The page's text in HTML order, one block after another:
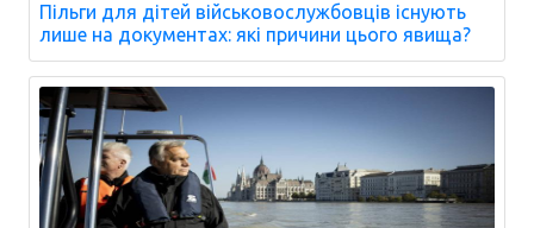
Пільги для дітей військовослужбовців існують
лише на документах: які причини цього явища?